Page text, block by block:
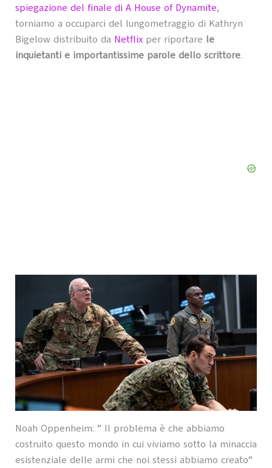
spiegazione del finale di A House of Dynamite,
torniamo a occuparci del lungometraggio di Kathryn
Bigelow distribuito da Netflixper riportare le
inquietanti e importantissime parole dello scrittore.
Noah Oppenheim: ” Il problema è che abbiamo
costruito questo mondo in cui viviamo sotto la minaccia
esistenziale delle armi che noi stessi abbiamo creato”